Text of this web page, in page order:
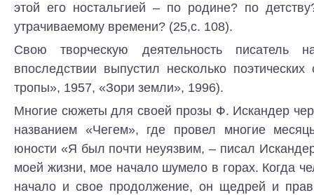
этой его ностальгией – по родине? по
утрачиваемому времени? (25,с. 108).
Свою творческую деятельность писатель
впоследствии выпустил несколько
тропы», 1957, «Зори земли», 1996).
Многие сюжеты для своей прозы Ф. Искандер
названием «Чегем», где провел многие
юности «Я был почти неуязвим, – писал
моей жизни, мое начало шумело в горах. Когда
начало и свое продолжение, он щедрей и